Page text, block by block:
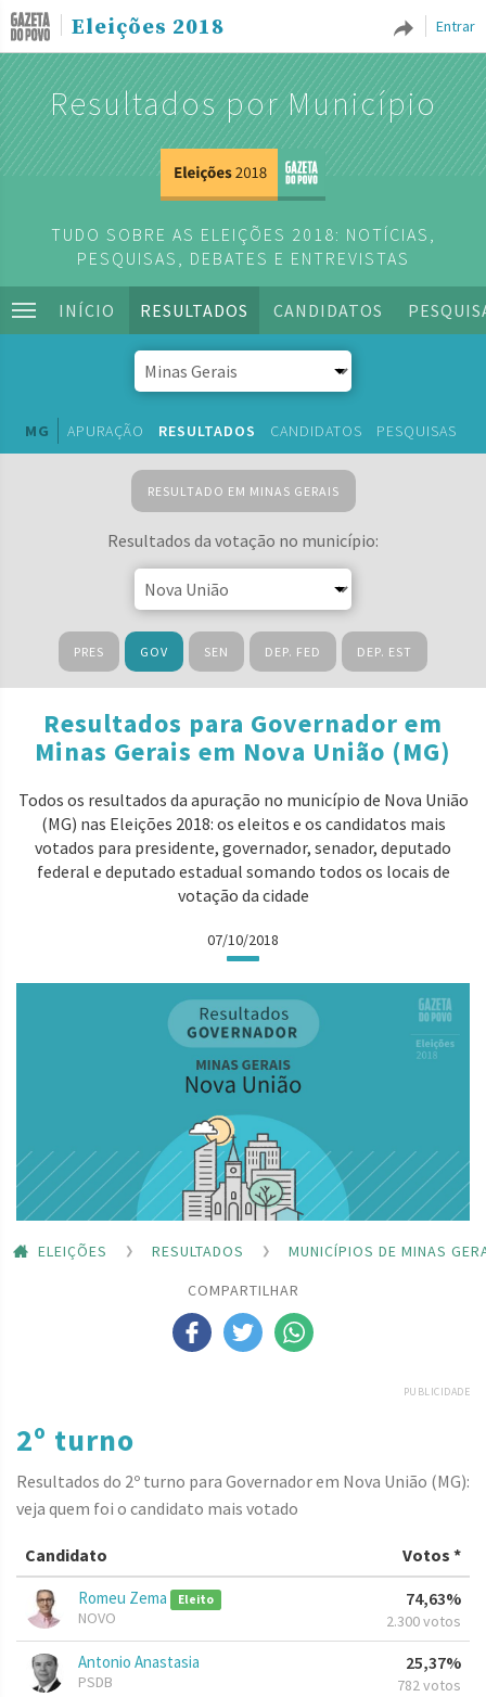
Entrar
Eleições 2018
Resultados por Município
TUDO SOBRE AS ELEIÇÕES 2018: NOTÍCIAS,
PESQUISAS, DEBATES E ENTREVISTAS
INÍCIO RESULTADOS CANDIDATOS
MG APURAÇÃO RESULTADOS CANDIDATOS PESQUISAS
RESULTADO EM MINAS GERAIS
Resultados da votação no município:
PRES GOV SEN DEP. FED DEP. EST
Resultados para Governador em
Minas Gerais em Nova União (MG)
Todos os resultados da apuração no município de Nova União
(MG) nas Eleições 2018: os eleitos e os candidatos mais
votados para presidente, governador, senador, deputado
federal e deputado estadual somando todos os locais de
votação da cidade
07/10/2018
ELEIÇÕES RESULTADOS
MUNICÍPIOS DE MINAS
COMPARTILHAR
PUBLICIDADE
2º turno
Resultados do 2º turno para Governador em Nova União (MG):
veja quem foi o candidato mais votado
Candidato Votos *
Romeu Zema Eleito
NOVO
74,63%
2.300 votos
Antonio Anastasia
PSDB
25,37%
782 votos